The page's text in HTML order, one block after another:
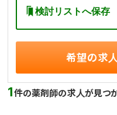
検討リストへ保存
希望の求
1件の薬剤師の求人が見つ